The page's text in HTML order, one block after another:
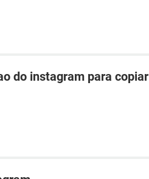
do instagram para copiar